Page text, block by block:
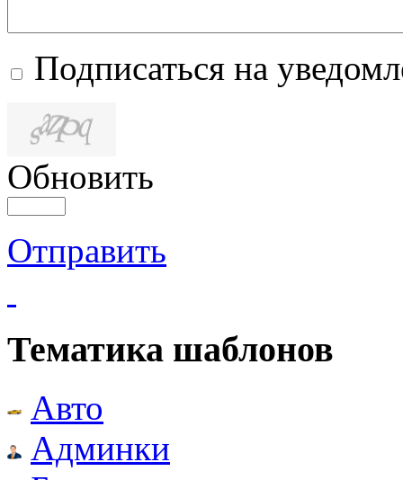
Подписаться на
Обновить
Отправить
Тематика шаблонов
Авто
Админки